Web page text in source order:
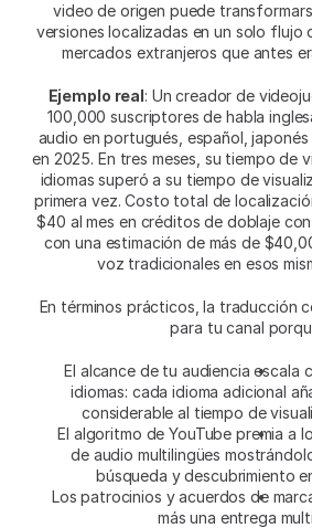
video de origen puede
versiones localizadas en un solo flujo
mercados extranjeros que antes
Ejemplo real: Un creador de
100,000 suscriptores de habla
audio en portugués, español,
en 2025. En tres meses, su tiempo de
idiomas superó a su tiempo de
primera vez. Costo total de
$40 al mes en créditos de doblaje
con una estimación de más de
voz tradicionales en esos
En términos prácticos, la traducción
para tu canal
El alcance de tu audiencia escala
idiomas: cada idioma adicional
considerable al tiempo de
El algoritmo de YouTube premia a
de audio multilingües
búsqueda y descubrimiento
Los patrocinios y acuerdos de
más una entrega